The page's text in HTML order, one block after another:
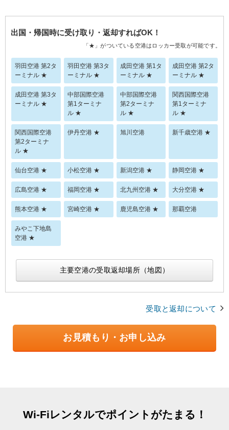
出国・帰国時に受け取り・返却すればOK！
「★」がついている空港はロッカー受取が可能です。
羽田空港 第2タ
ーミナル ★
羽田空港 第3タ
ーミナル ★
成田空港 第1タ
ーミナル ★
成田空港 第2タ
ーミナル ★
成田空港 第3タ
ーミナル ★
中部国際空港
第1ターミナ
ル ★
中部国際空港
第2ターミナ
ル ★
関西国際空港
第1ターミナ
ル ★
関西国際空港
第2ターミナ
ル ★
伊丹空港 ★ 旭川空港 新千歳空港 ★
仙台空港 ★ 小松空港 ★ 新潟空港 ★ 静岡空港 ★
広島空港 ★ 福岡空港 ★ 北九州空港 ★ 大分空港 ★
熊本空港 ★ 宮崎空港 ★ 鹿児島空港 ★ 那覇空港
みやこ下地島
空港 ★
主要空港の受取返却場所（地図）
受取と返却について
お見積もり・お申し込み
Wi-Fiレンタルでポイントがたまる！